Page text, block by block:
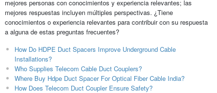
mejores personas con conocimientos y experiencia relevantes; las
mejores respuestas incluyen múltiples perspectivas. ¿Tiene
conocimientos o experiencia relevantes para contribuir con su respuesta
a alguna de estas preguntas frecuentes?
How Do HDPE Duct Spacers Improve Underground Cable
Installations?
Who Supplies Telecom Cable Duct Couplers?
Where Buy Hdpe Duct Spacer For Optical Fiber Cable India?
How Does Telecom Duct Coupler Ensure Safety?